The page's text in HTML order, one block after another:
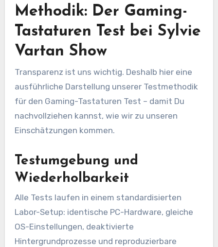
Methodik: Der Gaming-
Tastaturen Test bei Sylvie
Vartan Show
Transparenz ist uns wichtig. Deshalb hier eine
ausführliche Darstellung unserer Testmethodik
für den Gaming-Tastaturen Test – damit Du
nachvollziehen kannst, wie wir zu unseren
Einschätzungen kommen.
Testumgebung und
Wiederholbarkeit
Alle Tests laufen in einem standardisierten
Labor-Setup: identische PC-Hardware, gleiche
OS-Einstellungen, deaktivierte
Hintergrundprozesse und reproduzierbare